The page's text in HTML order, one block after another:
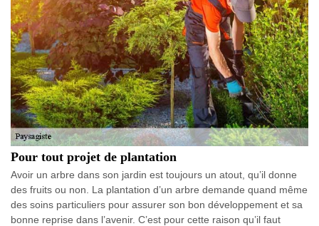
Pour tout projet de plantation
Avoir un arbre dans son jardin est toujours un atout, qu’il donne
des fruits ou non. La plantation d’un arbre demande quand même
des soins particuliers pour assurer son bon développement et sa
bonne reprise dans l’avenir. C’est pour cette raison qu’il faut